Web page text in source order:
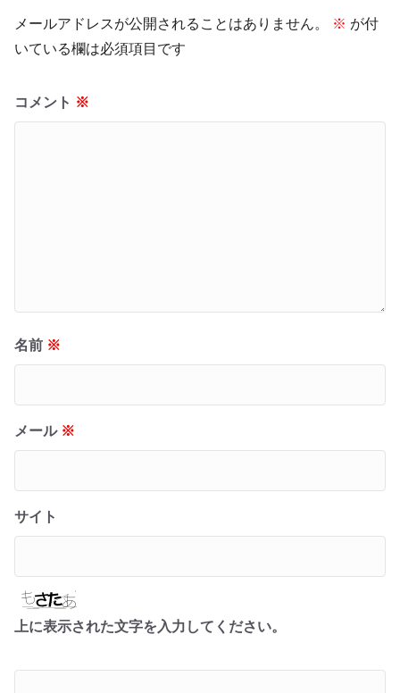
メールアドレスが公開されることはありません。 ※ が付
いている欄は必須項目です
コメント ※
名前 ※
メール ※
サイト
上に表示された文字を入力してください。